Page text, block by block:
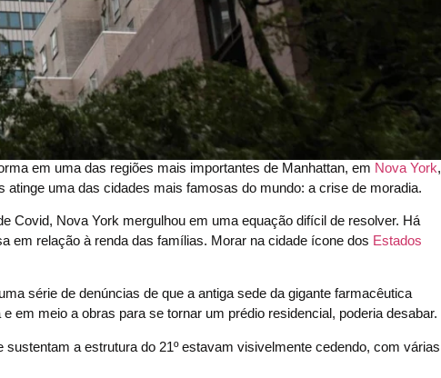
em uma das regiões mais importantes de Manhattan, em Nova York,
uma das cidades mais famosas do mundo: a crise de moradia.
Covid, Nova York mergulhou em uma equação difícil de resolver. Há
em relação à renda das famílias. Morar na cidade ícone dos Estados
série de denúncias de que a antiga sede da gigante farmacêutica
em meio a obras para se tornar um prédio residencial, poderia desabar.
a estrutura do 21º estavam visivelmente cedendo, com várias